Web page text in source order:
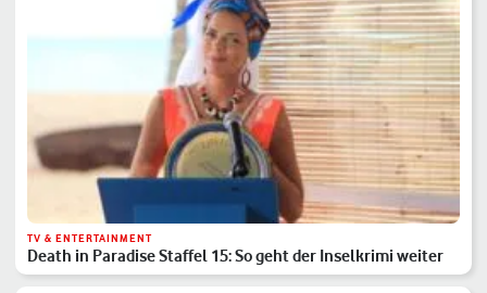
TV & ENTERTAINMENT
Death in Paradise Staffel 15: So geht der Inselkrimi weiter